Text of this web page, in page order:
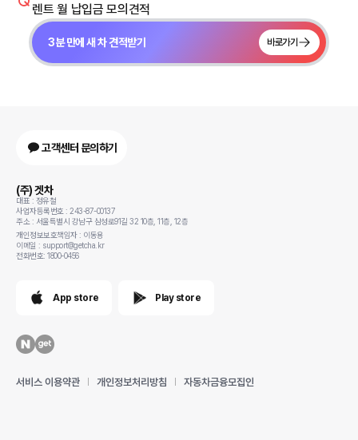
렌트 월 납입금 모의견적
3분 만에 새 차 견적받기 바로가기
고객센터 문의하기
(주) 겟차
대표 : 정유철
사업자등록번호 : 243-87-00137
주소 : 서울특별시 강남구 삼성로91길 32 10층, 11층, 12층
개인정보보호책임자 : 이동용
이메일 : support@getcha.kr
전화번호: 1800-0456
App store Play store
서비스 이용약관 개인정보처리방침 자동차금융모집인